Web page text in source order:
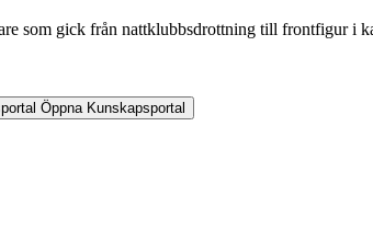
som gick från nattklubbsdrottning till frontfigur i
Öppna Kunskapsportal